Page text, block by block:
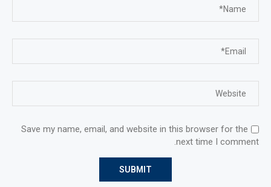
Save my name, email, and website in this browser for the
next time I comment.